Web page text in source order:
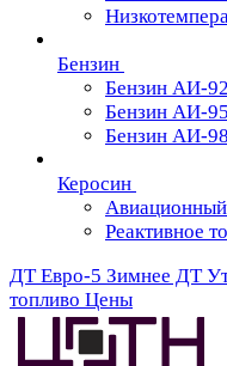
Бензин
Бензин АИ-
Бензин АИ-
Бензин АИ-
Керосин
Реактивное
ДТ Евро-5 Зимнее ДТ
топливо Цены